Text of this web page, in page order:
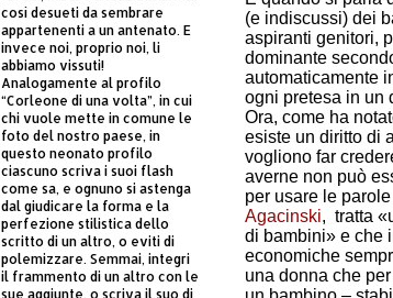
(e indiscussi) dei
aspiranti genitori,
dominante
automaticamente
ogni pretesa in un
Ora, come ha
esiste un diritto di
vogliono far
averne non può
per usare le
Agacinski, tratta
di bambini» e che
economiche
una donna che
così desueti da sembrare
appartenenti a un antenato. E
invece noi, proprio noi, li
abbiamo vissuti!
Analogamente al profilo
“Corleone di una volta”, in cui
chi vuole mette in comune le
foto del nostro paese, in
questo neonato profilo
ciascuno scriva i suoi flash
come sa, e ognuno si astenga
dal giudicare la forma e la
perfezione stilistica dello
scritto di un altro, o eviti di
polemizzare. Semmai, integri
il frammento di un altro con le
sue aggiunte, o scriva il suo di